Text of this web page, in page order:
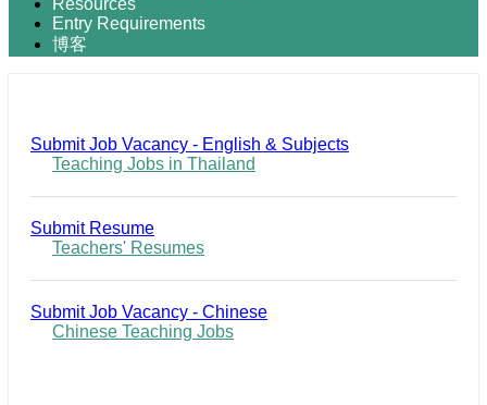
Resources
Entry Requirements
博客
Submit Job Vacancy - English & Subjects
Teaching Jobs in Thailand
Submit Resume
Teachers' Resumes
Submit Job Vacancy - Chinese
Chinese Teaching Jobs